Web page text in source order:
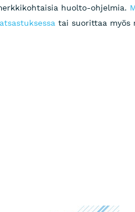
huolto-ohjelmia.
tai suorittaa myös